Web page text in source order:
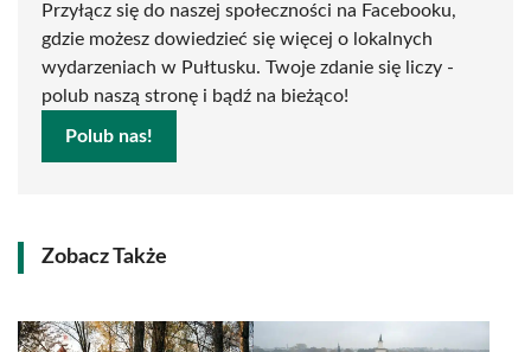
Przyłącz się do naszej społeczności na Facebooku,
gdzie możesz dowiedzieć się więcej o lokalnych
wydarzeniach w Pułtusku. Twoje zdanie się liczy -
polub naszą stronę i bądź na bieżąco!
Polub nas!
Zobacz Także